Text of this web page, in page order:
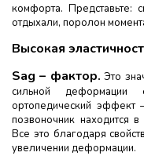
комфорта. Представьте:
отдыхали, поролон
Высокая
Sag – фактор. Это
сильной деформации
ортопедический эффект
позвоночник находится
Все это благодаря
увеличении деформации.